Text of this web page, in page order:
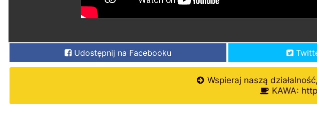
Udostępnij na Facebooku
Wspieraj naszą
KAWA: